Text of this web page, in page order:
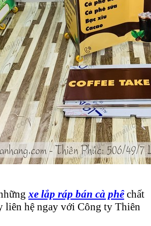
xe lắp ráp bán cà phêchất
liên hệ ngay với Công ty Thiên